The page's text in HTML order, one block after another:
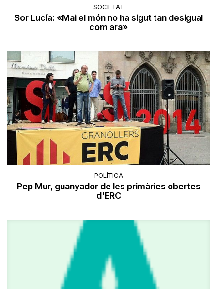
SOCIETAT
Sor Lucía: «Mai el món no ha sigut tan desigual
com ara»
POLÍTICA
Pep Mur, guanyador de les primàries obertes
d'ERC